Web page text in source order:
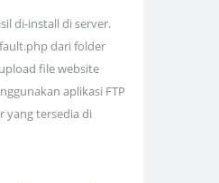
di-install di server.
dari folder
file website
aplikasi FTP
yang tersedia di